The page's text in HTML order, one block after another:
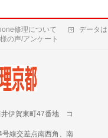
修理について データ
の声/アンケート
井伊賀東町47番地 コ
号線交差点南西角、南